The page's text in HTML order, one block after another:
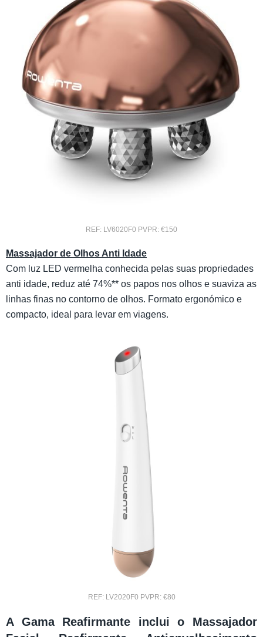
REF: LV6020F0 PVPR: €150
Massajador de Olhos Anti Idade
Com luz LED vermelha conhecida pelas suas propriedades
anti idade, reduz até 74%** os papos nos olhos e suaviza as
linhas finas no contorno de olhos. Formato ergonómico e
compacto, ideal para levar em viagens.
REF: LV2020F0 PVPR: €80
A Gama Reafirmante inclui o Massajador